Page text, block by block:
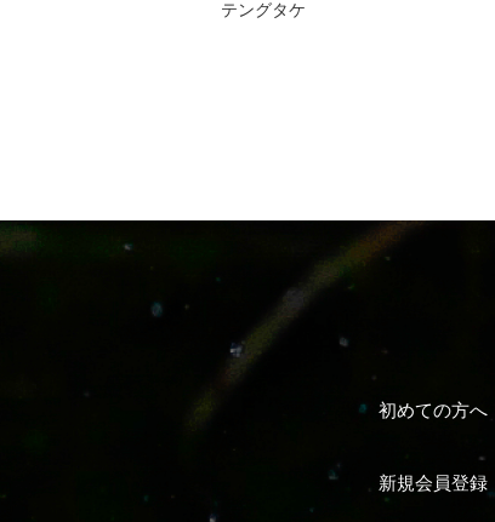
テングタケ
初めての方へ
新規会員登録